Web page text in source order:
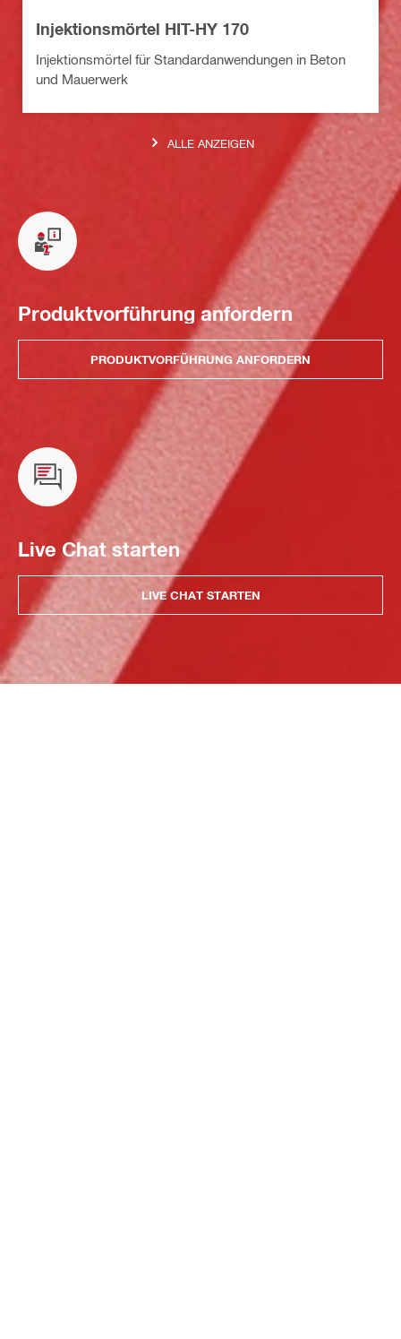
Injektionsmörtel HIT-HY 170
Injektionsmörtel für Standardanwendungen in Beton
und Mauerwerk
ALLE ANZEIGEN
Produktvorführung anfordern
PRODUKTVORFÜHRUNG ANFORDERN
Live Chat starten
LIVE CHAT STARTEN